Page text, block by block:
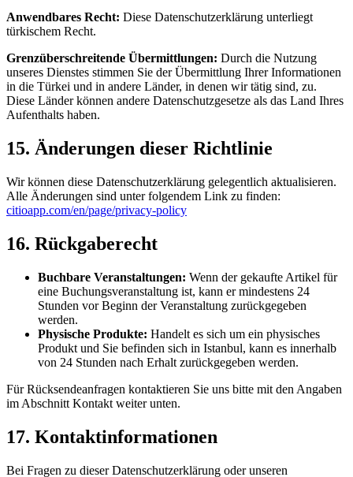
Anwendbares Recht: Diese Datenschutzerklärung unterliegt
türkischem Recht.
Grenzüberschreitende Übermittlungen: Durch die Nutzung
unseres Dienstes stimmen Sie der Übermittlung Ihrer Informationen
in die Türkei und in andere Länder, in denen wir tätig sind, zu.
Diese Länder können andere Datenschutzgesetze als das Land Ihres
Aufenthalts haben.
15. Änderungen dieser Richtlinie
Wir können diese Datenschutzerklärung gelegentlich aktualisieren.
Alle Änderungen sind unter folgendem Link zu finden:
citioapp.com/en/page/privacy-policy
16. Rückgaberecht
Buchbare Veranstaltungen: Wenn der gekaufte Artikel für
eine Buchungsveranstaltung ist, kann er mindestens 24
Stunden vor Beginn der Veranstaltung zurückgegeben
werden.
Physische Produkte: Handelt es sich um ein physisches
Produkt und Sie befinden sich in Istanbul, kann es innerhalb
von 24 Stunden nach Erhalt zurückgegeben werden.
Für Rücksendeanfragen kontaktieren Sie uns bitte mit den Angaben
im Abschnitt Kontakt weiter unten.
17. Kontaktinformationen
Bei Fragen zu dieser Datenschutzerklärung oder unseren